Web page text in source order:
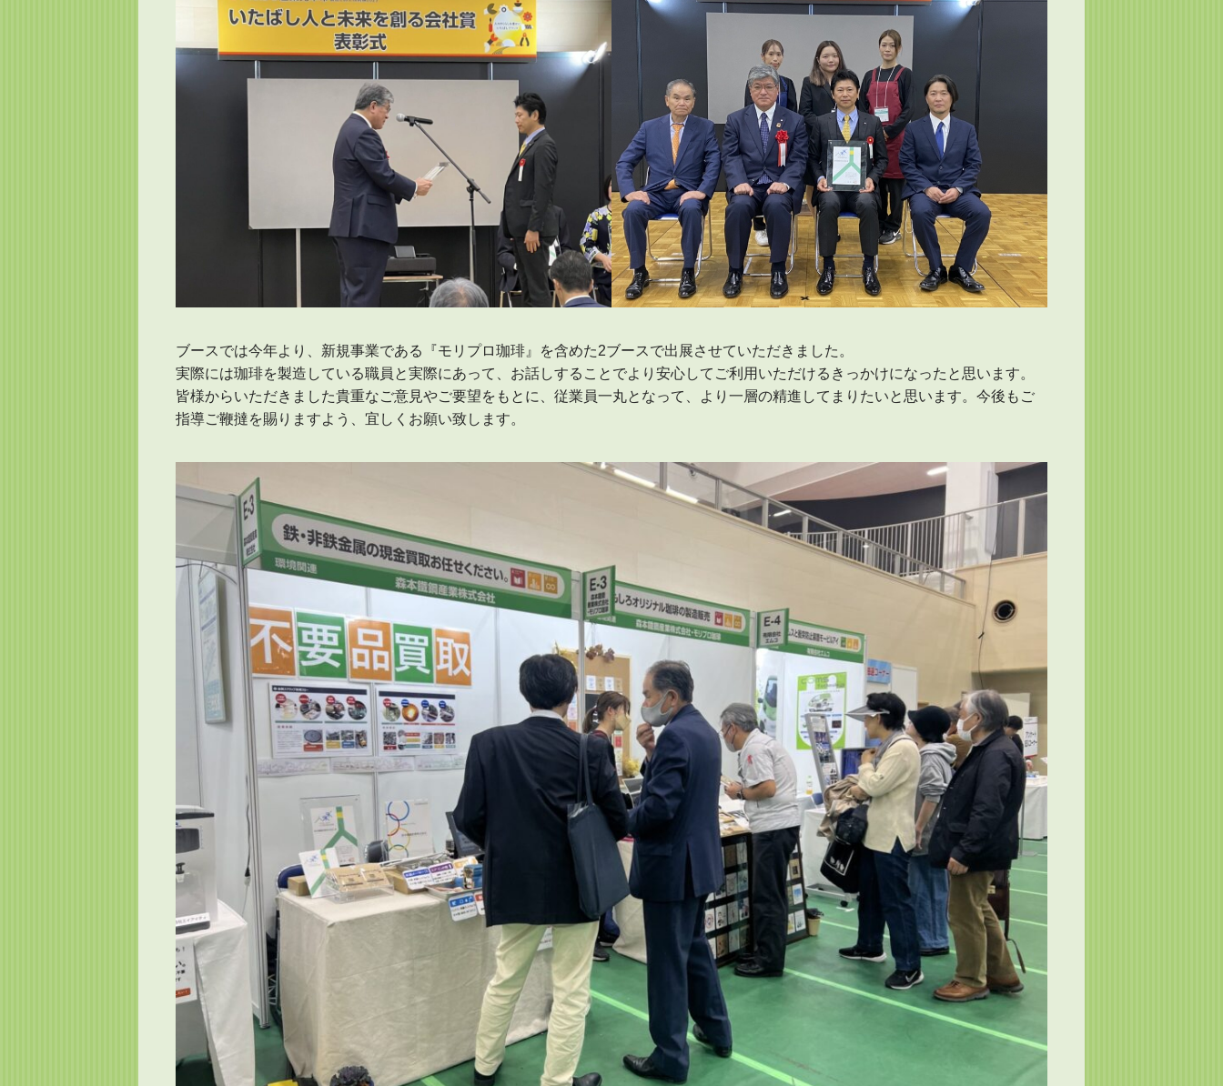
ブースでは今年より、新規事業である『モリプロ珈琲』を含めた2ブースで出展させていただきました。
実際には珈琲を製造している職員と実際にあって、お話しすることでより安心してご利用いただけるきっかけになったと思います。
皆様からいただきました貴重なご意見やご要望をもとに、従業員一丸となって、より一層の精進してまりたいと思います。今後もご
指導ご鞭撻を賜りますよう、宜しくお願い致します。